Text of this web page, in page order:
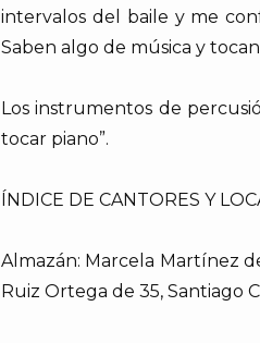
intervalos del baile y me
Saben algo de música y
Los instrumentos de
tocar piano”.
ÍNDICE DE CANTORES Y
Almazán: Marcela Martínez
Ruiz Ortega de 35, Santiago